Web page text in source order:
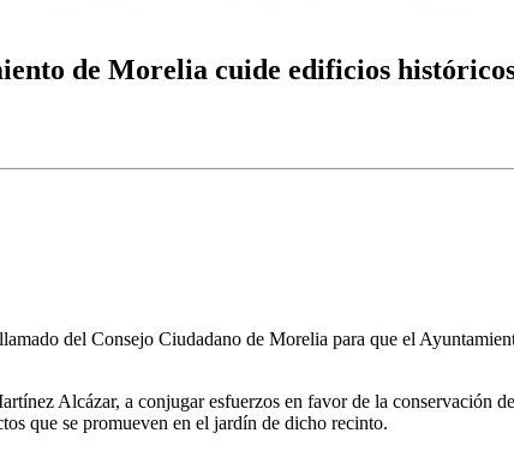
de Morelia cuide edificios
del Consejo Ciudadano de Morelia para que el
Alcázar, a conjugar esfuerzos en favor de la conservación
que se promueven en el jardín de dicho recinto.